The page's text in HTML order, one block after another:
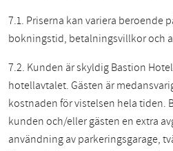
7.1. Priserna kan variera beroende
bokningstid, betalningsvillkor och
7.2. Kunden är skyldig Bastion
hotellavtalet. Gästen är
kostnaden för vistelsen hela tiden.
kunden och/eller gästen en extra
användning av parkeringsgarage,